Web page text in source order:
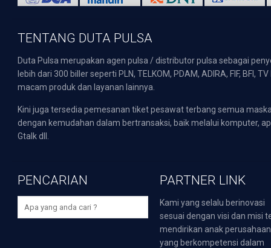
TENTANG DUTA PULSA
Duta Pulsa merupakan agen pulsa / distributor pulsa sebagai
lebih dari 300 biller seperti PLN, TELKOM, PDAM, ADIRA, FIF,
macam produk dan layanan lainnya.
Kini juga tersedia pemesanan tiket pesawat terbang semua
dengan kemudahan dalam bertransaksi, baik melalui komputer,
Gtalk dll.
PENCARIAN PARTNER LINK
Kami yang selalu berinovasi
sesuai dengan visi dan misi
mendirikan anak perusahaan
yang berkompetensi dalam